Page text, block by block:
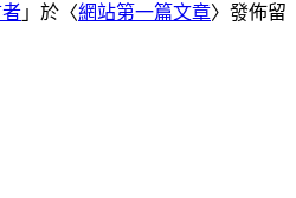
者 」於〈網站第一篇文章〉發佈留